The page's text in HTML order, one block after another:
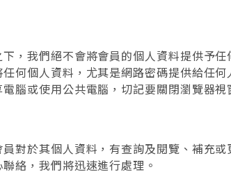
，我們絕不會將會員的個人資料提供予
何個人資料，尤其是網路密碼提供給任
腦或使用公共電腦，切記要關閉瀏覽器視
對於其個人資料，有查詢及閱覽、補充
絡，我們將迅速進行處理。